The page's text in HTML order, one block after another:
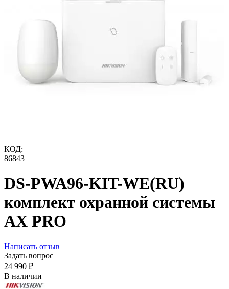
КОД:
86843
DS-PWA96-KIT-WE(RU)
комплект охранной системы
AX PRO
Написать отзыв
Задать вопрос
24 990 ₽
В наличии